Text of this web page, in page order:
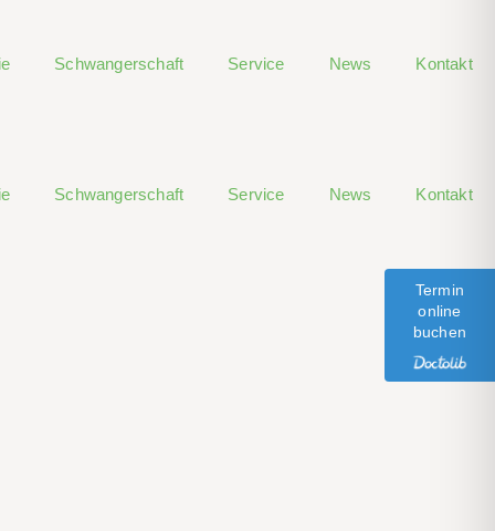
Schwangerschaft Service News Kontakt
Schwangerschaft Service News Kontakt
Termin
online
buchen